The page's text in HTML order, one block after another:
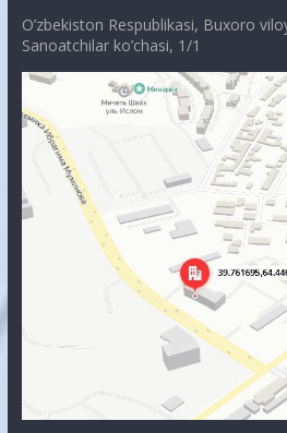
O’zbekiston Respublikasi, Buxoro
Sanoatchilar ko’chasi, 1/1